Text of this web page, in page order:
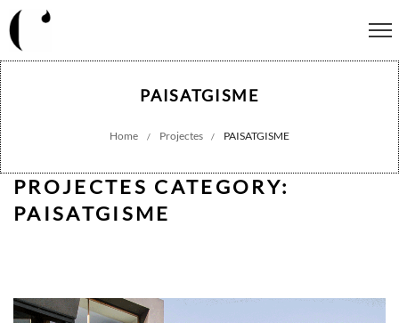
PAISATGISME
Home / Projectes / PAISATGISME
PROJECTES CATEGORY:
PAISATGISME